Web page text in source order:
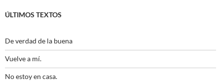
ÚLTIMOS TEXTOS
De verdad de la buena
Vuelve a mí.
No estoy en casa.